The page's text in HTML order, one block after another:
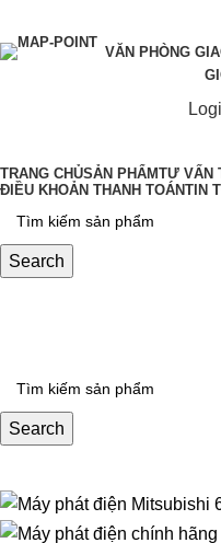
VĂN PHÒNG
TRANG CHỦSẢN PHẨMTƯ VẤN
ĐIỀU KHOẢN THANH TOÁNTIN
Search
Search